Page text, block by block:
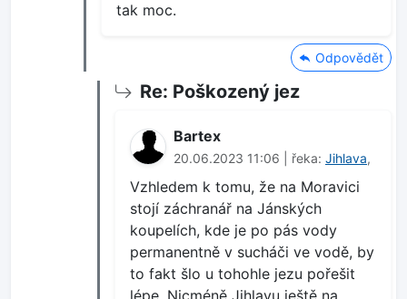
tak moc.
Odpovědět
Re: Poškozený jez
Bartex
20.06.2023 11:06 | řeka: Jihlava,
Vzhledem k tomu, že na Moravici
stojí záchranář na Jánských
koupelích, kde je po pás vody
permanentně v sucháči ve vodě, by
to fakt šlo u tohohle jezu pořešit